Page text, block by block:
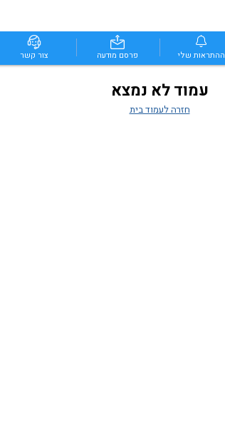
ההתראות שלי פרסם מודעה צור קשר
עמוד לא נמצא
חזרה לעמוד בית